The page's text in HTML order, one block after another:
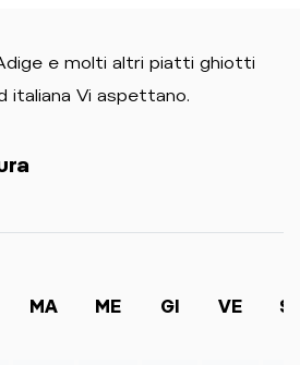
e molti altri piatti ghiotti
italiana Vi aspettano.
MA ME GI VE